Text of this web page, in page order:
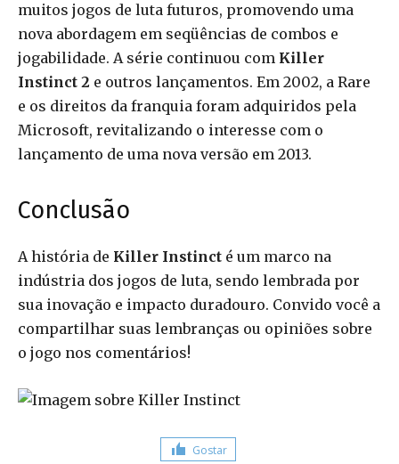
muitos jogos de luta futuros, promovendo uma
nova abordagem em seqüências de combos e
jogabilidade. A série continuou com Killer
Instinct 2 e outros lançamentos. Em 2002, a Rare
e os direitos da franquia foram adquiridos pela
Microsoft, revitalizando o interesse com o
lançamento de uma nova versão em 2013.
Conclusão
A história de Killer Instinct é um marco na
indústria dos jogos de luta, sendo lembrada por
sua inovação e impacto duradouro. Convido você a
compartilhar suas lembranças ou opiniões sobre
o jogo nos comentários!
Gostar